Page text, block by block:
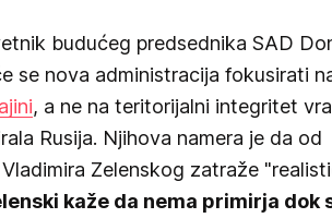
budućeg predsednika SAD
se nova administracija fokusirati
, a ne na teritorijalni integritet
Rusija. Njihova namera je da od
Zelenskog zatraže
kaže da nema primirja dok